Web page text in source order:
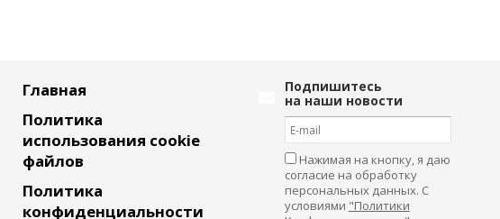
Главная
Политика
использования cookie
файлов
Политика
конфиденциальности
Подпишитесь
на наши новости
Нажимая на кнопку, я даю
согласие на обработку
персональных данных. С
условиями "Политики